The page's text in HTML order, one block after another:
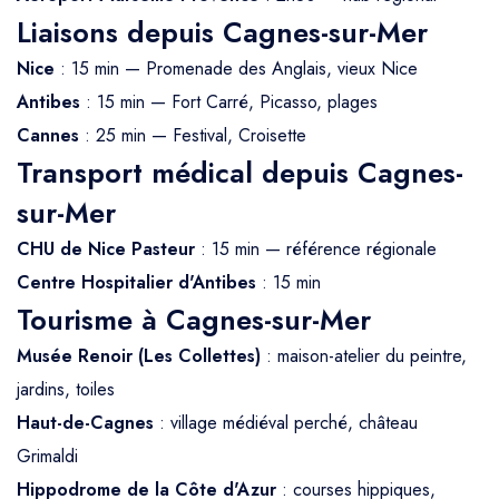
Liaisons depuis Cagnes-sur-Mer
Nice : 15 min — Promenade des Anglais, vieux Nice
Antibes : 15 min — Fort Carré, Picasso, plages
Cannes : 25 min — Festival, Croisette
Transport médical depuis Cagnes-
sur-Mer
CHU de Nice Pasteur : 15 min — référence régionale
Centre Hospitalier d'Antibes : 15 min
Tourisme à Cagnes-sur-Mer
Musée Renoir (Les Collettes) : maison-atelier du peintre,
jardins, toiles
Haut-de-Cagnes : village médiéval perché, château
Grimaldi
Hippodrome de la Côte d'Azur : courses hippiques,